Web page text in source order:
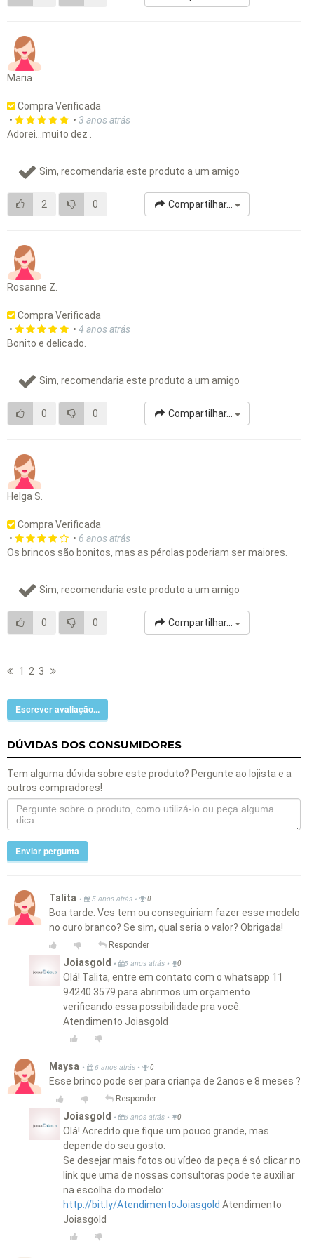
Maria
Compra Verificada
•
• 3 anos atrás
Adorei...muito dez .
Sim, recomendaria este produto a um amigo
2 0 Compartilhar...
Rosanne Z.
Compra Verificada
•
• 4 anos atrás
Bonito e delicado.
Sim, recomendaria este produto a um amigo
0 0 Compartilhar...
Helga S.
Compra Verificada
•
• 6 anos atrás
Os brincos são bonitos, mas as pérolas poderiam ser maiores.
Sim, recomendaria este produto a um amigo
0 0 Compartilhar...
1 2 3
Escrever avaliação...
DÚVIDAS DOS CONSUMIDORES
Tem alguma dúvida sobre este produto? Pergunte ao lojista e a
outros compradores!
Enviar pergunta
Talita • 5 anos atrás • 0
Boa tarde. Vcs tem ou conseguiriam fazer esse modelo
no ouro branco? Se sim, qual seria o valor? Obrigada!
Responder
Joiasgold • 5 anos atrás • 0
Olá! Talita, entre em contato com o whatsapp 11
94240 3579 para abrirmos um orçamento
verificando essa possibilidade pra você.
Atendimento Joiasgold
Maysa • 6 anos atrás • 0
Esse brinco pode ser para criança de 2anos e 8 meses ?
Responder
Joiasgold • 6 anos atrás • 0
Olá! Acredito que fique um pouco grande, mas
depende do seu gosto.
Se desejar mais fotos ou vídeo da peça é só clicar no
link que uma de nossas consultoras pode te auxiliar
na escolha do modelo:
http://bit.ly/AtendimentoJoiasgold Atendimento
Joiasgold